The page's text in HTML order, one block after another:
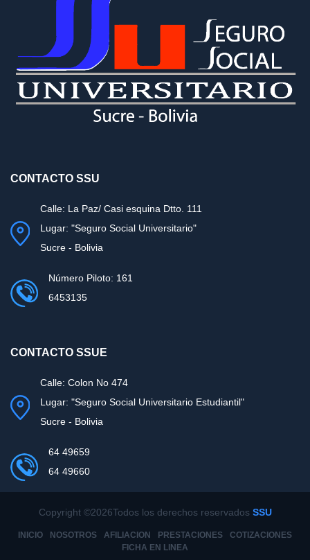
CONTACTO SSU
Calle: La Paz/ Casi esquina Dtto. 111
Lugar: "Seguro Social Universitario"
Sucre - Bolivia
Número Piloto: 161
6453135
CONTACTO SSUE
Calle: Colon No 474
Lugar: "Seguro Social Universitario Estudiantil"
Sucre - Bolivia
64 49659
64 49660
Copyright ©2026Todos los derechos reservados SSU
INICIO NOSOTROS AFILIACION PRESTACIONES
COTIZACIONES
FICHA EN LINEA